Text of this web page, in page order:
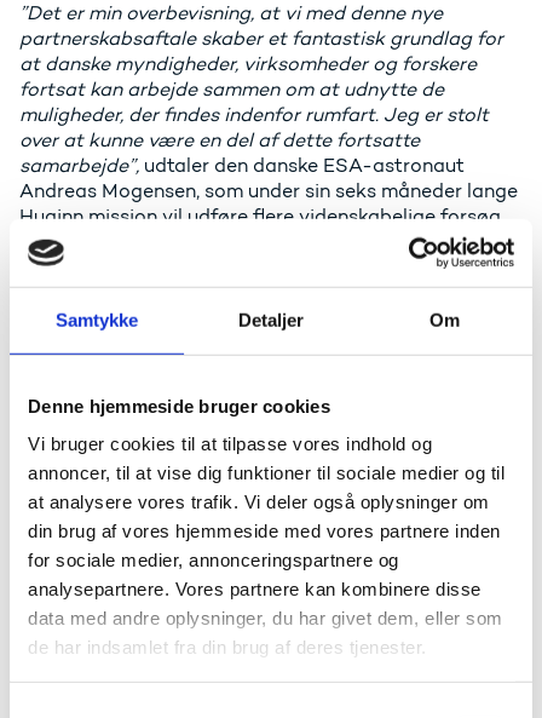
Samtykke Detaljer Om
Denne hjemmeside bruger cookies
Vi bruger cookies til at tilpasse vores indhold og
annoncer, til at vise dig funktioner til sociale medier og til
at analysere vores trafik. Vi deler også oplysninger om
din brug af vores hjemmeside med vores partnere inden
for sociale medier, annonceringspartnere og
analysepartnere. Vores partnere kan kombinere disse
data med andre oplysninger, du har givet dem, eller som
de har indsamlet fra din brug af deres tjenester.
”Det er min overbevisning, at vi med denne nye
partnerskabsaftale skaber et fantastisk grundlag for
at danske myndigheder, virksomheder og forskere
fortsat kan arbejde sammen om at udnytte de
muligheder, der findes indenfor rumfart. Jeg er stolt
over at kunne være en del af dette fortsatte
samarbejde”, udtaler den danske ESA-astronaut
Andreas Mogensen, som under sin seks måneder lange
Huginn mission vil udføre flere videnskabelige forsøg
og teknologidemonstrationer udviklet af partnerne.
Evalueringen af Space Exploration Danmarks første
periode har vist, at partnerskabet i særlig grad er
lykkedes med at øge samarbejdet mellem universiteter,
virksomheder og Uddannelses- og
ESA.
Et godt eksempel på det vellykkede samarbejde er
Jonathan Merrison fra Aarhus Universitet, som har
fået en bevilling af ESA til at udvikle nye teknologier,
som vil gøre det mulig at bygge store vakuumkamre –
både billigt og effektivt – med volumen på flere
tusinde kubikmeter:
”Sådan en facilitet vil gøre det muligt at simulere Mars
eller Månen på en skala, som er stor nok til at huse
astronauter, robotkøretøjer og et habitat i fuld skala.